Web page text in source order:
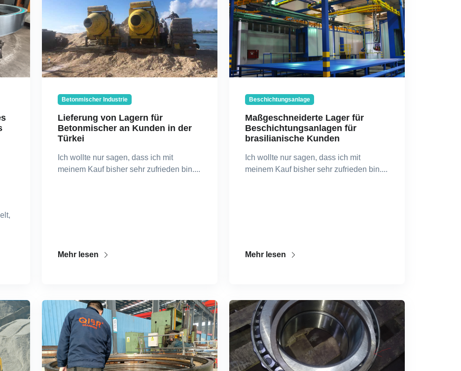
Betonmischer Industrie
Lieferung von Lagern für
Betonmischer an Kunden in der
Türkei
Ich wollte nur sagen, dass ich mit
meinem Kauf bisher sehr zufrieden bin....
Mehr lesen
Beschichtungsanlage
Maßgeschneiderte Lager für
Beschichtungsanlagen für
brasilianische Kunden
Ich wollte nur sagen, dass ich mit
meinem Kauf bisher sehr zufrieden bin....
Mehr lesen